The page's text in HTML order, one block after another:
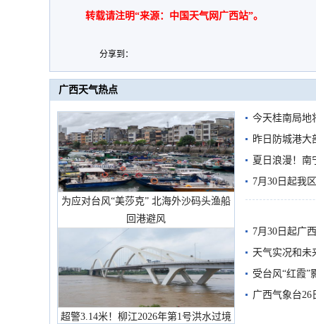
转载请注明“来源：中国天气网广西站”。
分享到：
广西天气热点
为应对台风“美莎克” 北海外沙码头渔船
回港避风
超警3.14米！柳江2026年第1号洪水过境
今天桂南局地
需继续防范
昨日防城港大
雨
夏日浪漫！南
7月30日起我
7月30日起广
天气实况和未
受台风“红霞”
有较强降雨
广西气象台26